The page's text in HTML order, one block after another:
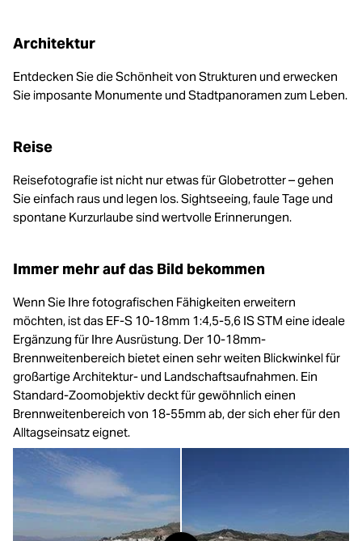
Architektur
Entdecken Sie die Schönheit von Strukturen und erwecken
Sie imposante Monumente und Stadtpanoramen zum Leben.
Reise
Reisefotografie ist nicht nur etwas für Globetrotter – gehen
Sie einfach raus und legen los. Sightseeing, faule Tage und
spontane Kurzurlaube sind wertvolle Erinnerungen.
Immer mehr auf das Bild bekommen
Wenn Sie Ihre fotografischen Fähigkeiten erweitern
möchten, ist das EF-S 10-18mm 1:4,5-5,6 IS STM eine ideale
Ergänzung für Ihre Ausrüstung. Der 10-18mm-
Brennweitenbereich bietet einen sehr weiten Blickwinkel für
großartige Architektur- und Landschaftsaufnahmen. Ein
Standard-Zoomobjektiv deckt für gewöhnlich einen
Brennweitenbereich von 18-55mm ab, der sich eher für den
Alltagseinsatz eignet.